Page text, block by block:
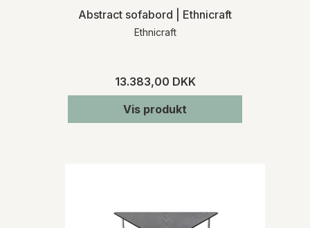
Abstract sofabord | Ethnicraft
Ethnicraft
13.383,00 DKK
Vis produkt